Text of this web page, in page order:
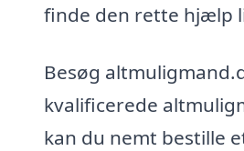
finde den rette hjælp
Besøg
kvalificerede
kan du nemt bestille